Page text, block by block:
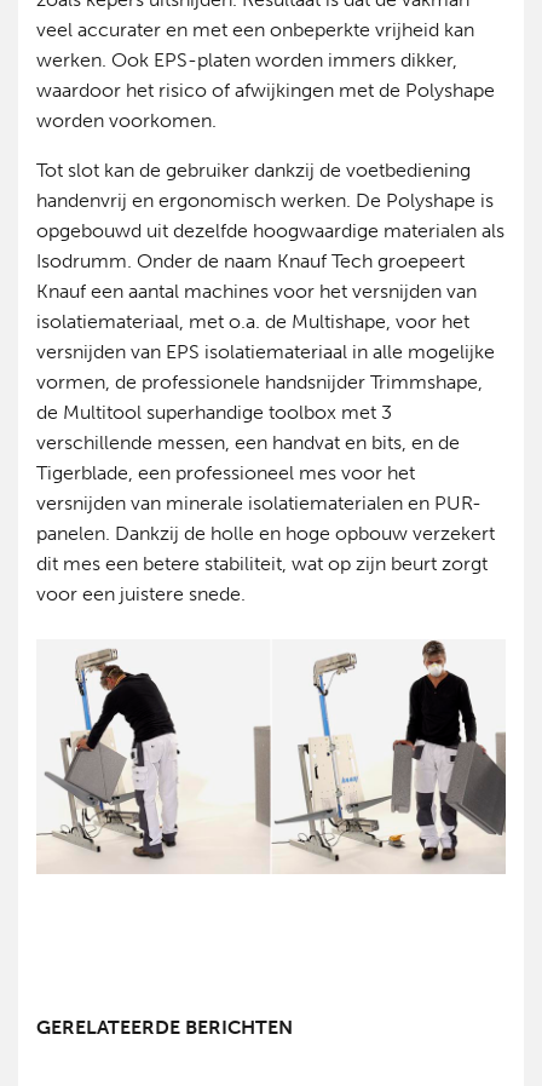
veel accurater en met een onbeperkte vrijheid kan
werken. Ook EPS-platen worden immers dikker,
waardoor het risico of afwijkingen met de Polyshape
worden voorkomen.
Tot slot kan de gebruiker dankzij de voetbediening
handenvrij en ergonomisch werken. De Polyshape is
opgebouwd uit dezelfde hoogwaardige materialen als
Isodrumm. Onder de naam Knauf Tech groepeert
Knauf een aantal machines voor het versnijden van
isolatiemateriaal, met o.a. de Multishape, voor het
versnijden van EPS isolatiemateriaal in alle mogelijke
vormen, de professionele handsnijder Trimmshape,
de Multitool superhandige toolbox met 3
verschillende messen, een handvat en bits, en de
Tigerblade, een professioneel mes voor het
versnijden van minerale isolatiematerialen en PUR-
panelen. Dankzij de holle en hoge opbouw verzekert
dit mes een betere stabiliteit, wat op zijn beurt zorgt
voor een juistere snede.
GERELATEERDE BERICHTEN